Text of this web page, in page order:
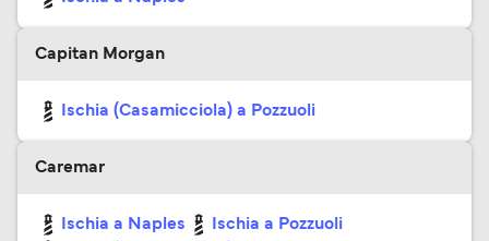
Capitan Morgan
Ischia (Casamicciola) a Pozzuoli
Caremar
Ischia a Naples
Ischia a Pozzuoli